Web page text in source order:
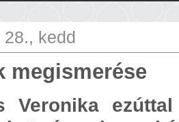
kedd
megismerése
Veronika